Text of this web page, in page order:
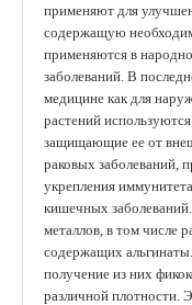
применяют для
содержащую
применяются в
заболеваний. В
медицине как для
растений
защищающие ее от
раковых заболеваний,
укрепления
кишечных
металлов, в том числе
содержащих
получение из них
различной плотности.